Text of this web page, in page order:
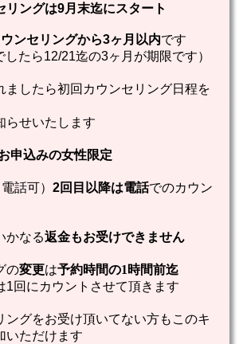
リングは9月末迄にスタート
ンセリングから3ヶ月以内です
したら12/21迄の3ヶ月が期限です）
ましたら初回カウンセリング日程を
らせいたします
申込みの女性限定
電話可）2回目以降は電話でのカウン
かなる返金もお受けできません
の変更は予約時間の1時間前迄
1回にカウントさせて頂きます
ングをお受け頂いてない方もこのキ
いただけます